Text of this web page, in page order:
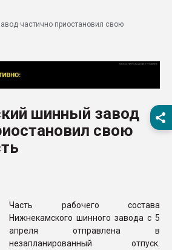
первый план в
28.07.2026
ситуацией на
частично приостановил свою
шинный завод
свою
Часть рабочего состава
Нижнекамского шинного завода с 5
апреля отправлена в
незапланированный отпуск.